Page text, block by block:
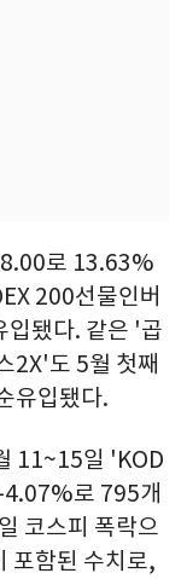
로 13.63%
200선물인버
입됐다. 같은 '곱
2X'도 5월 첫째
유입됐다.
11~15일 'KOD
4.07%로 795개
코스피 폭락으
포함된 수치로,